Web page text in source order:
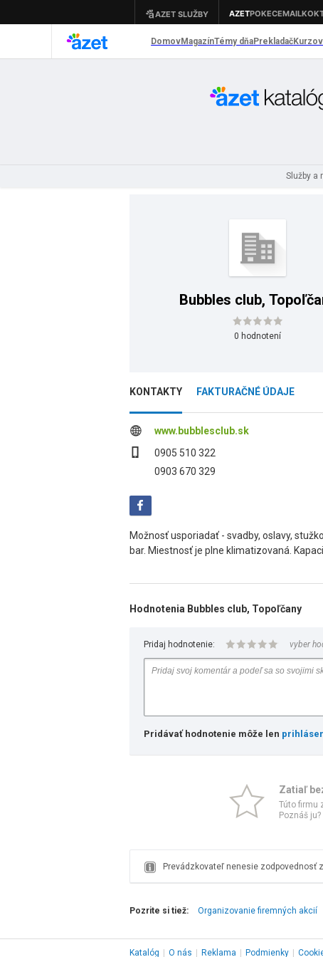
Služby a
Bubbles club,
0 hodnotení
KONTAKTY FAKTURAČNÉ ÚDAJE
www.bubblesclub.sk
0905 510 322
0903 670 329
Možnosť usporiadať - svadby, oslavy,
bar. Miestnosť je plne klimatizovaná.
Hodnotenia Bubbles club, Topoľčany
Pridaj hodnotenie: vyber
Pridávať hodnotenie môže len
Zatiaľ
Túto firmu
Poznáš
Prevádzkovateľ nenesie zodpovednosť
Pozrite si tiež: Organizovanie firemných akcií
Katalóg O nás Reklama Podmienky